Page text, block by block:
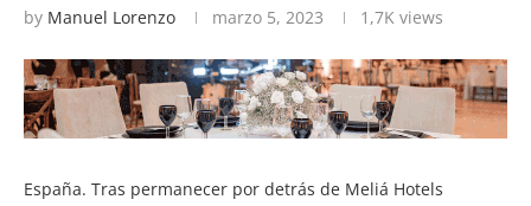
by Manuel Lorenzo marzo 5, 2023 1,7K views
España. Tras permanecer por detrás de Meliá Hotels